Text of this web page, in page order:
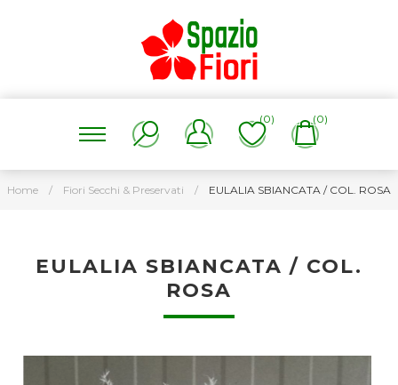
(0) (0)
Home / Fiori Secchi & Preservati / EULALIA SBIANCATA / COL. ROSA
EULALIA SBIANCATA / COL.
ROSA